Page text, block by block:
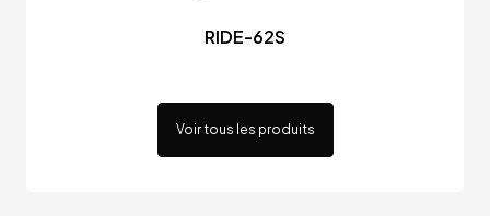
RIDE-62S
Voir tous les produits